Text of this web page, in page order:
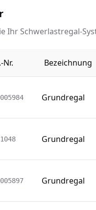
Ihr Schwerlastregal-
Nr. Bezeichnung
Grundregal
Grundregal
Grundregal